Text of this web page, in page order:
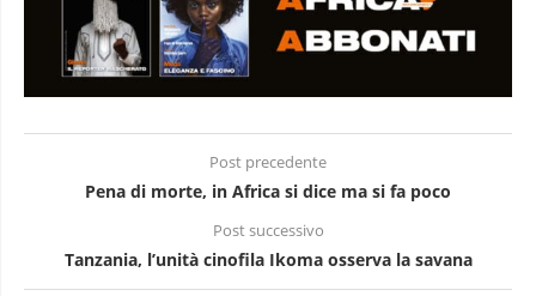
Post precedente
Pena di morte, in Africa si dice ma si fa poco
Post successivo
Tanzania, l’unità cinofila Ikoma osserva la savana